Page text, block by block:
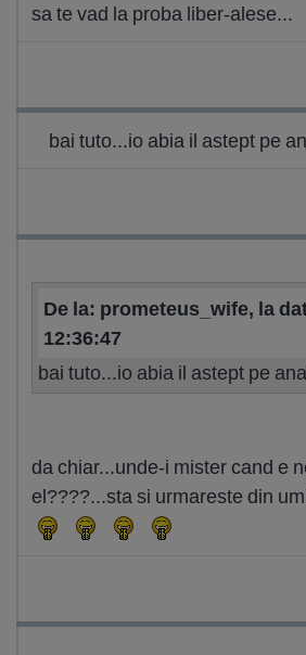
sa te vad la proba liber-alese...
bai tuto...io abia il astept pe
De la: prometeus_wife, la
12:36:47
bai tuto...io abia il astept pe
da chiar...unde-i mister cand e
el????...sta si urmareste din